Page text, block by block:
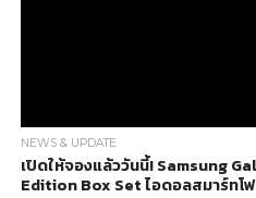
NEWS & UPDATE
เปิดให้จองแล้ววันนี้! Samsung
Edition Box Set ไอดอลสมาร์ทโ